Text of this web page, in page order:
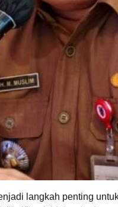
langkah penting